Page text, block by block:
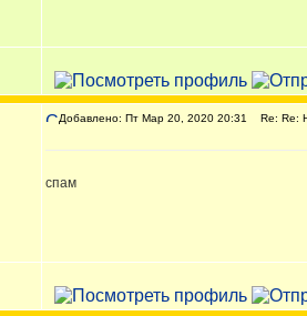
Добавлено: Пт Мар 20, 2020 20:31 Re: Re:
спам